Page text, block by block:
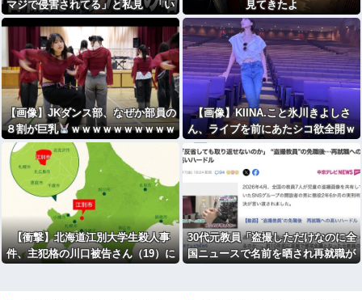
マジで侵害されてる」と私見 「い
くら税金を我々が払ってるんだと」
見てきたよ
【画像】JKダンス部、なぜか部員の
８割が巨乳
ｗｗｗｗｗｗｗｗｗｗ
ｗｗｗ
【画像】KIINA.こと氷川きよしさ
ん、ライブを前にあたシコ欲全開ｗ
【衝撃】北海道江別大学生殺人事
件、主犯格の川口被告さん（19）に
30代元教員「盗撮しただけなのに全
国ニュースで名前を晒され再就職が